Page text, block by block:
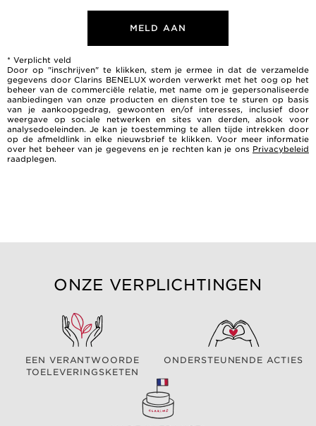
MELD AAN
* Verplicht veld
Door op "inschrijven" te klikken, stem je ermee in dat de verzamelde
gegevens door Clarins BENELUX worden verwerkt met het oog op het
beheer van de commerciële relatie, met name om je gepersonaliseerde
aanbiedingen van onze producten en diensten toe te sturen op basis
van je aankoopgedrag, gewoonten en/of interesses, inclusief door
weergave op sociale netwerken en sites van derden, alsook voor
analysedoeleinden. Je kan je toestemming te allen tijde intrekken door
op de afmeldlink in elke nieuwsbrief te klikken. Voor meer informatie
over het beheer van je gegevens en je rechten kan je ons Privacybeleid
raadplegen.
ONZE VERPLICHTINGEN
EEN VERANTWOORDE
TOELEVERINGSKETEN
ONDERSTEUNENDE ACTIES